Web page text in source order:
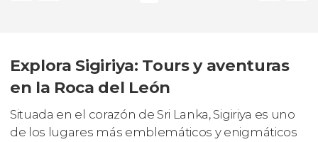
Explora Sigiriya: Tours y aventuras
en la Roca del León
Situada en el corazón de Sri Lanka, Sigiriya es uno
de los lugares más emblemáticos y enigmáticos